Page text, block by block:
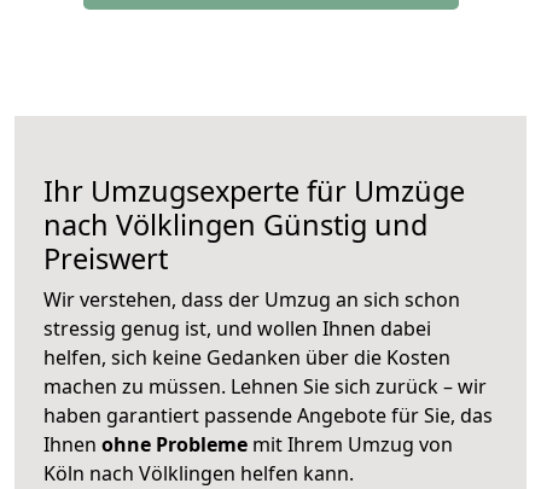
Ihr Umzugsexperte für Umzüge
nach Völklingen Günstig und
Preiswert
Wir verstehen, dass der Umzug an sich schon
stressig genug ist, und wollen Ihnen dabei
helfen, sich keine Gedanken über die Kosten
machen zu müssen. Lehnen Sie sich zurück – wir
haben garantiert passende Angebote für Sie, das
Ihnen ohne Probleme mit Ihrem Umzug von
Köln nach Völklingen helfen kann.